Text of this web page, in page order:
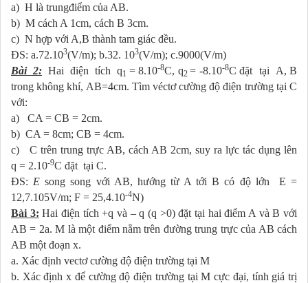
a) H là trungđiểm của AB.
b) M cách A 1cm, cách B 3cm.
c) N hợp với A,B thành tam giác đều.
ĐS: a.72.103(V/m); b.32. 103(V/m); c.9000(V/m)
Bài 2: Hai điện tích q­1 = 8.10-8C, q­2= -8.10-8C đặt tại A, B
trong không khí, AB=4cm. Tìm véctơ cường độ điện trường tại C
với:
a) CA = CB = 2cm.
b) CA = 8cm; CB = 4cm.
c) C trên trung trực AB, cách AB 2cm, suy ra lực tác dụng lên
q­ = 2.10-9C đặt tại C.
ĐS: Esong song với AB, hướng từ A tới B có độ lớn E =
12,7.105V/m; F = 25,4.10-4N)
Bài 3: Hai điện tích +q và – q (q >0) đặt tại hai điểm A và B với
AB = 2a. M là một điểm nằm trên đường trung trực của AB cách
AB một đoạn x.
a. Xác định vectơ cường độ điện trường tại M
b. Xác định x để cường độ điện trường tại M cực đại, tính giá trị